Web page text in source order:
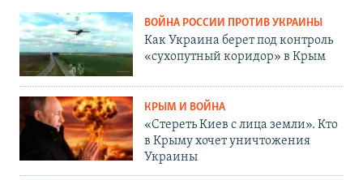
ВОЙНА РОССИИ ПРОТИВ УКРАИНЫ
Как Украина берет под контроль
«сухопутный коридор» в Крым
КРЫМ И ВОЙНА
«Стереть Киев с лица земли». Кто
в Крыму хочет уничтожения
Украины